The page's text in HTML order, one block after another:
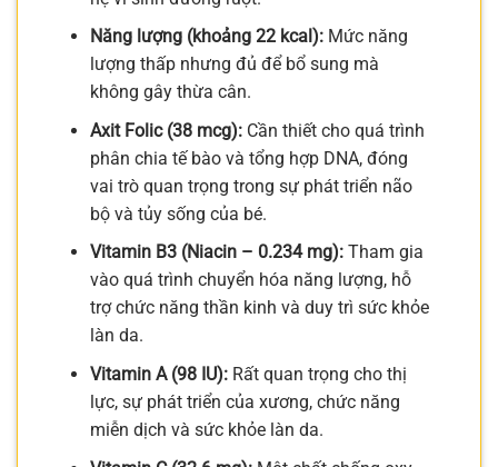
Năng lượng (khoảng 22 kcal):Mức năng
lượng thấp nhưng đủ để bổ sung mà
không gây thừa cân.
Axit Folic (38 mcg):Cần thiết cho quá trình
phân chia tế bào và tổng hợp DNA, đóng
vai trò quan trọng trong sự phát triển não
bộ và tủy sống của bé.
Vitamin B3 (Niacin – 0.234 mg):Tham gia
vào quá trình chuyển hóa năng lượng, hỗ
trợ chức năng thần kinh và duy trì sức khỏe
làn da.
Vitamin A (98 IU):Rất quan trọng cho thị
lực, sự phát triển của xương, chức năng
miễn dịch và sức khỏe làn da.